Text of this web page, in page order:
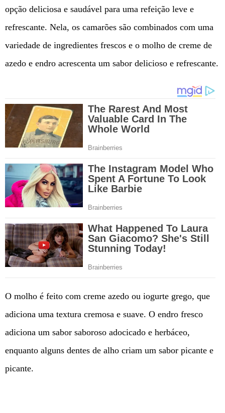
opção deliciosa e saudável para uma refeição leve e
refrescante. Nela, os camarões são combinados com uma
variedade de ingredientes frescos e o molho de creme de
azedo e endro acrescenta um sabor delicioso e refrescante.
O molho é feito com creme azedo ou iogurte grego, que
adiciona uma textura cremosa e suave. O endro fresco
adiciona um sabor saboroso adocicado e herbáceo,
enquanto alguns dentes de alho criam um sabor picante e
picante.